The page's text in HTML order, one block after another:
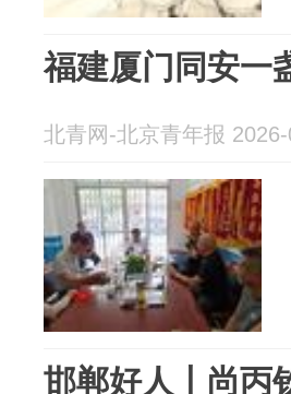
福建厦门同安一
北青网-北京青年报
邯郸好人丨尚丙